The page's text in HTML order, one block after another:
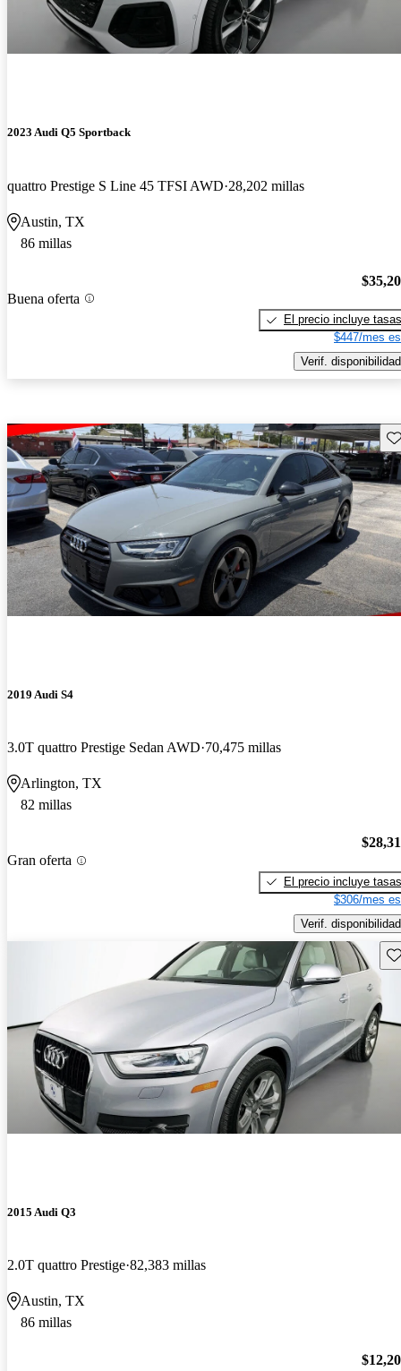
2023 Audi Q5 Sportback
quattro Prestige S Line 45 TFSI AWD 28,202 millas
Austin, TX
86 millas
Buena oferta
El precio incluye tasas
$447/mes
Verif. disponibilidad
2019 Audi S4
3.0T quattro Prestige Sedan AWD 70,475 millas
Arlington, TX
82 millas
Gran oferta
El precio incluye tasas
$306/mes
Verif. disponibilidad
2015 Audi Q3
2.0T quattro Prestige 82,383 millas
Austin, TX
86 millas